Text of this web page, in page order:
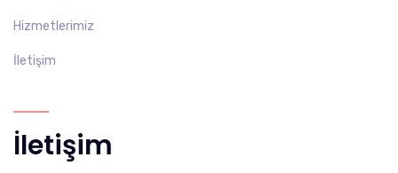
Hizmetlerimiz
İletişim
İletişim